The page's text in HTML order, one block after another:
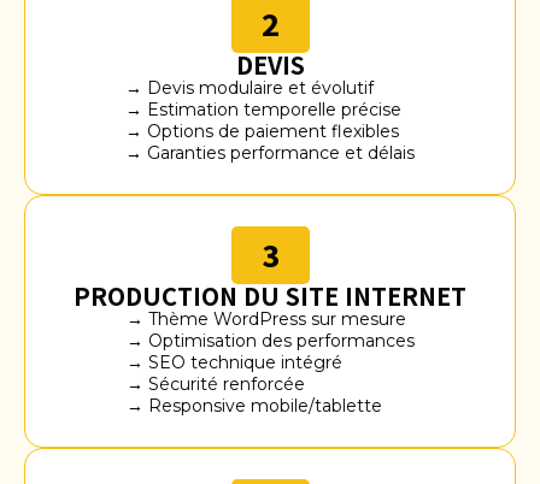
2
DEVIS
→ Devis modulaire et évolutif
→ Estimation temporelle précise
→ Options de paiement flexibles
→ Garanties performance et délais
3
PRODUCTION DU SITE INTERNET
→ Thème WordPress sur mesure
→ Optimisation des performances
→ SEO technique intégré
→ Sécurité renforcée
→ Responsive mobile/tablette